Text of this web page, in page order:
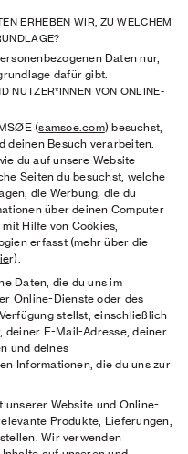
ERHEBEN WIR, ZU WELCHEM
Daten nur,
dafür gibt.
NUTZER*INNEN VON ONLINE-
(samsoe.com) besuchst,
deinen Besuch verarbeiten.
du auf unsere Website
Seiten du besuchst, welche
die Werbung, die du
über deinen Computer
Hilfe von Cookies,
erfasst (mehr über die
r).
Daten, die du uns im
Online-Dienste oder des
stellst, einschließlich
deiner E-Mail-Adresse, deiner
und deines
Informationen, die du uns zur
unserer Website und Online-
Produkte, Lieferungen,
Wir verwenden